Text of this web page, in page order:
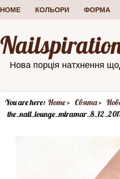
HOME КОЛЬОРИ ФОРМА
Нова порція натхнення
You are here: Home Свята